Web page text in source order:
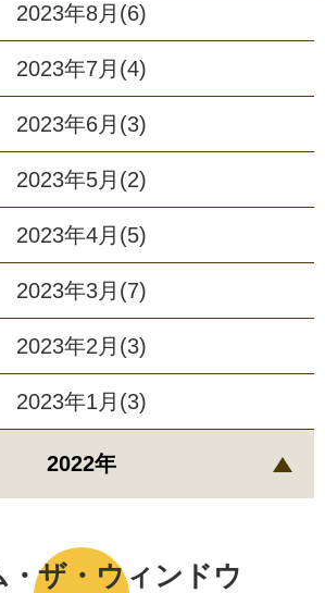
・ザ・ウィンドウ
2023年8月(6)
2023年7月(4)
2023年6月(3)
2023年5月(2)
2023年4月(5)
2023年3月(7)
2023年2月(3)
2023年1月(3)
2022年